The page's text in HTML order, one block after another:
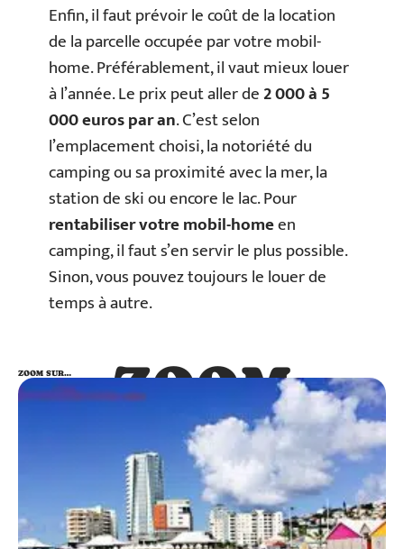
Enfin, il faut prévoir le coût de la location
de la parcelle occupée par votre mobil-
home. Préférablement, il vaut mieux louer
à l’année. Le prix peut aller de2 000 à 5
000 euros par an. C’est selon
l’emplacement choisi, la notoriété du
camping ou sa proximité avec la mer, la
station de ski ou encore le lac. Pour
rentabiliser votre mobil-homeen
camping, il faut s’en servir le plus possible.
Sinon, vous pouvez toujours le louer de
temps à autre.
ZOOM
SUR…
ZOOM SUR…